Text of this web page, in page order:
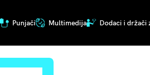
Punjači Multimedija Dodaci i držači